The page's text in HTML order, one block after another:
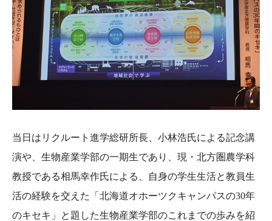
当日はリクルート進学総研所長、小林浩氏による記念講
演や、生物産業学部の一期生であり、現・北方圏農学科
教授である相馬幸作氏による、自身の学生生活と教員生
活の経験を交えた「北海道オホーツクキャンパスの30年
のキセキ」と題した生物産業学部のこれまでの歩みを紹